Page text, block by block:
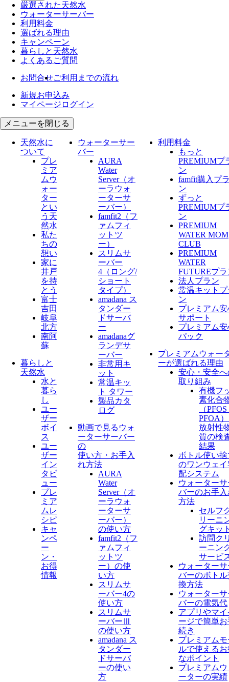
厳選された天然水
ウォーターサーバー
利用料金
選ばれる理由
キャンペーン
暮らしと天然水
よくあるご質問
お問合せご利用までの流れ
新規お申込み
マイページログイン
メニューを閉じる
天然水に
ついて
プレ
ミア
ムウ
ォー
ター
とい
う天
然水
私た
ちの
想い
家に
井戸
を持
とう
富士
吉田
岐阜
北方
南阿
蘇
暮らしと
天然水
水と
暮ら
し
ユー
ザー
ボイ
ス
ユー
ザー
イン
タビ
ュー
プレ
ミア
ムレ
シピ
キャ
ンペ
ー
ン・
お得
情報
ウォーターサー
バー
AURA
Water
Server​（オ
ーラウォ
ーターサ
ーバー）
famfit2（フ
ァムフィ
ットツ
ー）
スリムサ
ーバー
4（ロング/
ショート
タイプ）
amadana ス
タンダー
ドサーバ
ー
amadanaグ
ランデサ
ーバー
非常用キ
ット
常温キッ
ト タワー
製品カタ
ログ
動画で見るウォ
ーターサーバー
の
使い方・お手入
れ方法
AURA
Water
Server​（オ
ーラウォ
ーターサ
ーバー）
の使い方
famfit2（フ
ァムフィ
ットツ
ー）の使
い方
スリムサ
ーバー4の
使い方
スリムサ
ーバーⅢ
の使い方
amadana ス
タンダー
ドサーバ
ーの使い
方
利用料金
もっと
PREMIUMプ
ン
famfit購入プ
ン
ずっと
PREMIUMプ
ン
PREMIUM
WATER MOM
CLUB
PREMIUM
WATER
FUTUREプラ
法人プラン
常温キットプ
ン
プレミアム安
サポート
プレミアム安
パック
プレミアムウォー
ーが選ばれる理由
安心・安全へ
取り組み
有機フ
素化合
（
PFOA
放射性
質の検
結果
ボトル使い捨
のワンウェイ
配システム
ウォーター
バーのお手入
方法
セルフ
リーニ
グキッ
訪問ク
ーニン
サービ
ウォーター
バーのボトル
換方法
ウォーター
バーの電気代
アプリやマイ
ージで簡単お
続き
プレミアムモ
ルで使える
なポイント
プレミアムウ
ーターの実績